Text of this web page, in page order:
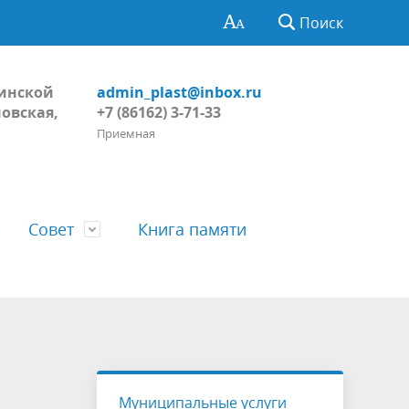
Поиск
admin_plast@inbox.ru
+7 (86162) 3-71-33
Приемная
Пожарная безопасность, ГО и ЧС
Проекты
Совет
Решения Совета
Книга памяти
Муниципальные услуги